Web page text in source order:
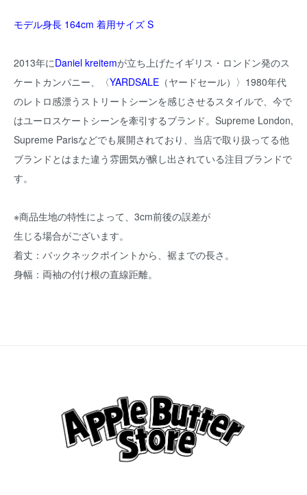
モデル身長 164cm 着用サイズ S
2013年にDaniel kreitemが立ち上げたイギリス・ロンドン発のス
ケートカンパニー、〈YARDSALE （ヤードセール）〉1980年代
のレトロ感漂うストリートシーンを感じさせるスタイルで、今で
はユーロスケートシーンを牽引するブランド。Supreme London,
Supreme Parisなどでも展開されており、当店で取り扱ってる他
ブランドとはまた違う雰囲気が醸し出されている注目ブランドで
す。
※商品生地の特性によって、3cm前後の誤差が
生じる場合がございます。
着丈：バックネックポイントから、裾までの長さ。
身幅：両袖の付け根の直線距離。